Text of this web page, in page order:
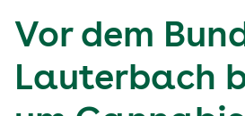
Vor dem
Lauterbach